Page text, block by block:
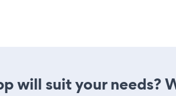
will suit your needs?